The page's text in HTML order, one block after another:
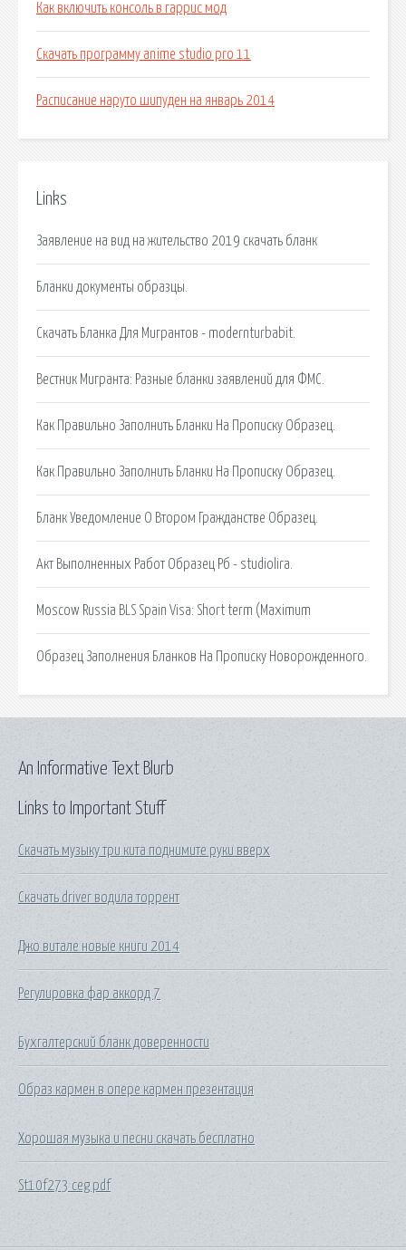
Как включить консоль в гаррис мод
Скачать программу anime studio pro 11
Расписание наруто шипуден на январь 2014
Links
Заявление на вид на жительство 2019 скачать бланк
Бланки документы образцы.
Скачать Бланка Для Мигрантов - modernturbabit.
Вестник Мигранта: Разные бланки заявлений для ФМС.
Как Правильно Заполнить Бланки На Прописку Образец.
Как Правильно Заполнить Бланки На Прописку Образец.
Бланк Уведомление О Втором Гражданстве Образец.
Акт Выполненных Работ Образец Рб - studiolira.
Moscow Russia BLS Spain Visa: Short term (Maximum
Образец Заполнения Бланков На Прописку Новорожденного.
Links to Important Stuff
Скачать музыку три кита поднимите руки вверх
Скачать driver водила торрент
Джо витале новые книги 2014
Регулировка фар аккорд 7
Бухгалтерский бланк доверенности
Образ кармен в опере кармен презентация
Хорошая музыка и песни скачать бесплатно
St10f273 ceg pdf
An Informative Text Blurb